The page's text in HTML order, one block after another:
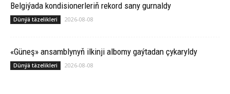
Belgiýada kondisionerleriň rekord sany gurnaldy
Dünýä täzelikleri 2026-08-08
«Güneş» ansamblynyň ilkinji albomy gaýtadan çykaryldy
Dünýä täzelikleri 2026-08-08